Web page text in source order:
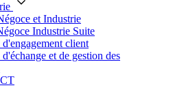
et Industrie
Industrie Suite
client
et de gestion des